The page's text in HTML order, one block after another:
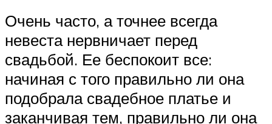
Очень часто, а точнее всегда
невеста нервничает перед
свадьбой. Ее беспокоит все:
начиная с того правильно ли она
подобрала свадебное платье и
заканчивая тем, правильно ли она